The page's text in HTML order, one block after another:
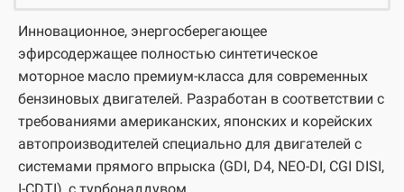
Инновационное, энергосберегающее
эфирсодержащее полностью синтетическое
моторное масло премиум-класса для современных
бензиновых двигателей. Разработан в соответствии с
требованиями американских, японских и корейских
автопроизводителей специально для двигателей с
системами прямого впрыска (GDI, D4, NEO-DI, CGI DISI,